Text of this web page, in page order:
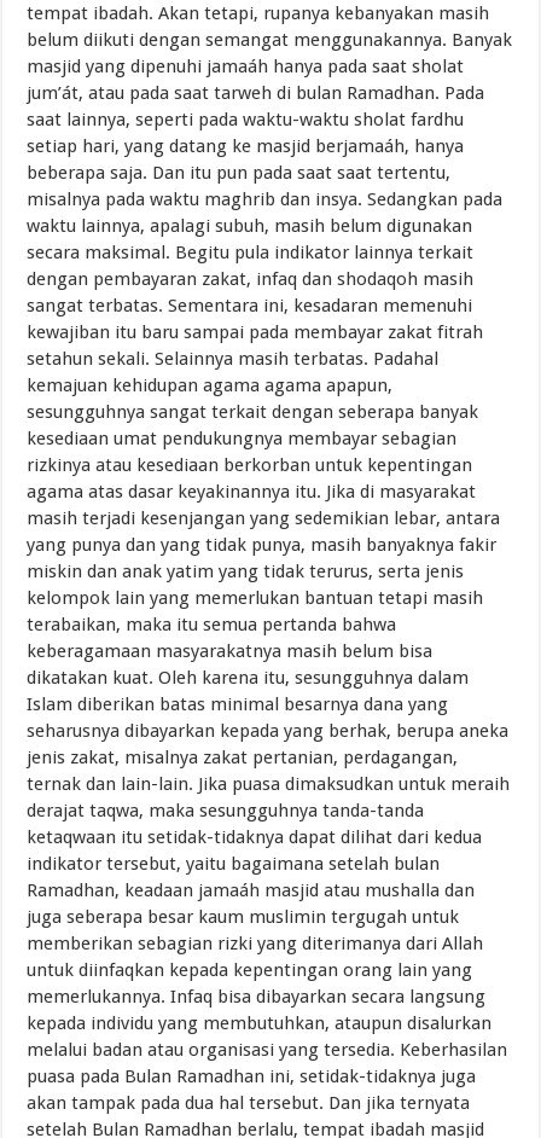
tempat ibadah. Akan tetapi, rupanya kebanyakan masih
belum diikuti dengan semangat menggunakannya. Banyak
masjid yang dipenuhi jamaáh hanya pada saat sholat
jum’át, atau pada saat tarweh di bulan Ramadhan. Pada
saat lainnya, seperti pada waktu-waktu sholat fardhu
setiap hari, yang datang ke masjid berjamaáh, hanya
beberapa saja. Dan itu pun pada saat saat tertentu,
misalnya pada waktu maghrib dan insya. Sedangkan pada
waktu lainnya, apalagi subuh, masih belum digunakan
secara maksimal. Begitu pula indikator lainnya terkait
dengan pembayaran zakat, infaq dan shodaqoh masih
sangat terbatas. Sementara ini, kesadaran memenuhi
kewajiban itu baru sampai pada membayar zakat fitrah
setahun sekali. Selainnya masih terbatas. Padahal
kemajuan kehidupan agama agama apapun,
sesungguhnya sangat terkait dengan seberapa banyak
kesediaan umat pendukungnya membayar sebagian
rizkinya atau kesediaan berkorban untuk kepentingan
agama atas dasar keyakinannya itu. Jika di masyarakat
masih terjadi kesenjangan yang sedemikian lebar, antara
yang punya dan yang tidak punya, masih banyaknya fakir
miskin dan anak yatim yang tidak terurus, serta jenis
kelompok lain yang memerlukan bantuan tetapi masih
terabaikan, maka itu semua pertanda bahwa
keberagamaan masyarakatnya masih belum bisa
dikatakan kuat. Oleh karena itu, sesungguhnya dalam
Islam diberikan batas minimal besarnya dana yang
seharusnya dibayarkan kepada yang berhak, berupa aneka
jenis zakat, misalnya zakat pertanian, perdagangan,
ternak dan lain-lain. Jika puasa dimaksudkan untuk meraih
derajat taqwa, maka sesungguhnya tanda-tanda
ketaqwaan itu setidak-tidaknya dapat dilihat dari kedua
indikator tersebut, yaitu bagaimana setelah bulan
Ramadhan, keadaan jamaáh masjid atau mushalla dan
juga seberapa besar kaum muslimin tergugah untuk
memberikan sebagian rizki yang diterimanya dari Allah
untuk diinfaqkan kepada kepentingan orang lain yang
memerlukannya. Infaq bisa dibayarkan secara langsung
kepada individu yang membutuhkan, ataupun disalurkan
melalui badan atau organisasi yang tersedia. Keberhasilan
puasa pada Bulan Ramadhan ini, setidak-tidaknya juga
akan tampak pada dua hal tersebut. Dan jika ternyata
setelah Bulan Ramadhan berlalu, tempat ibadah masjid